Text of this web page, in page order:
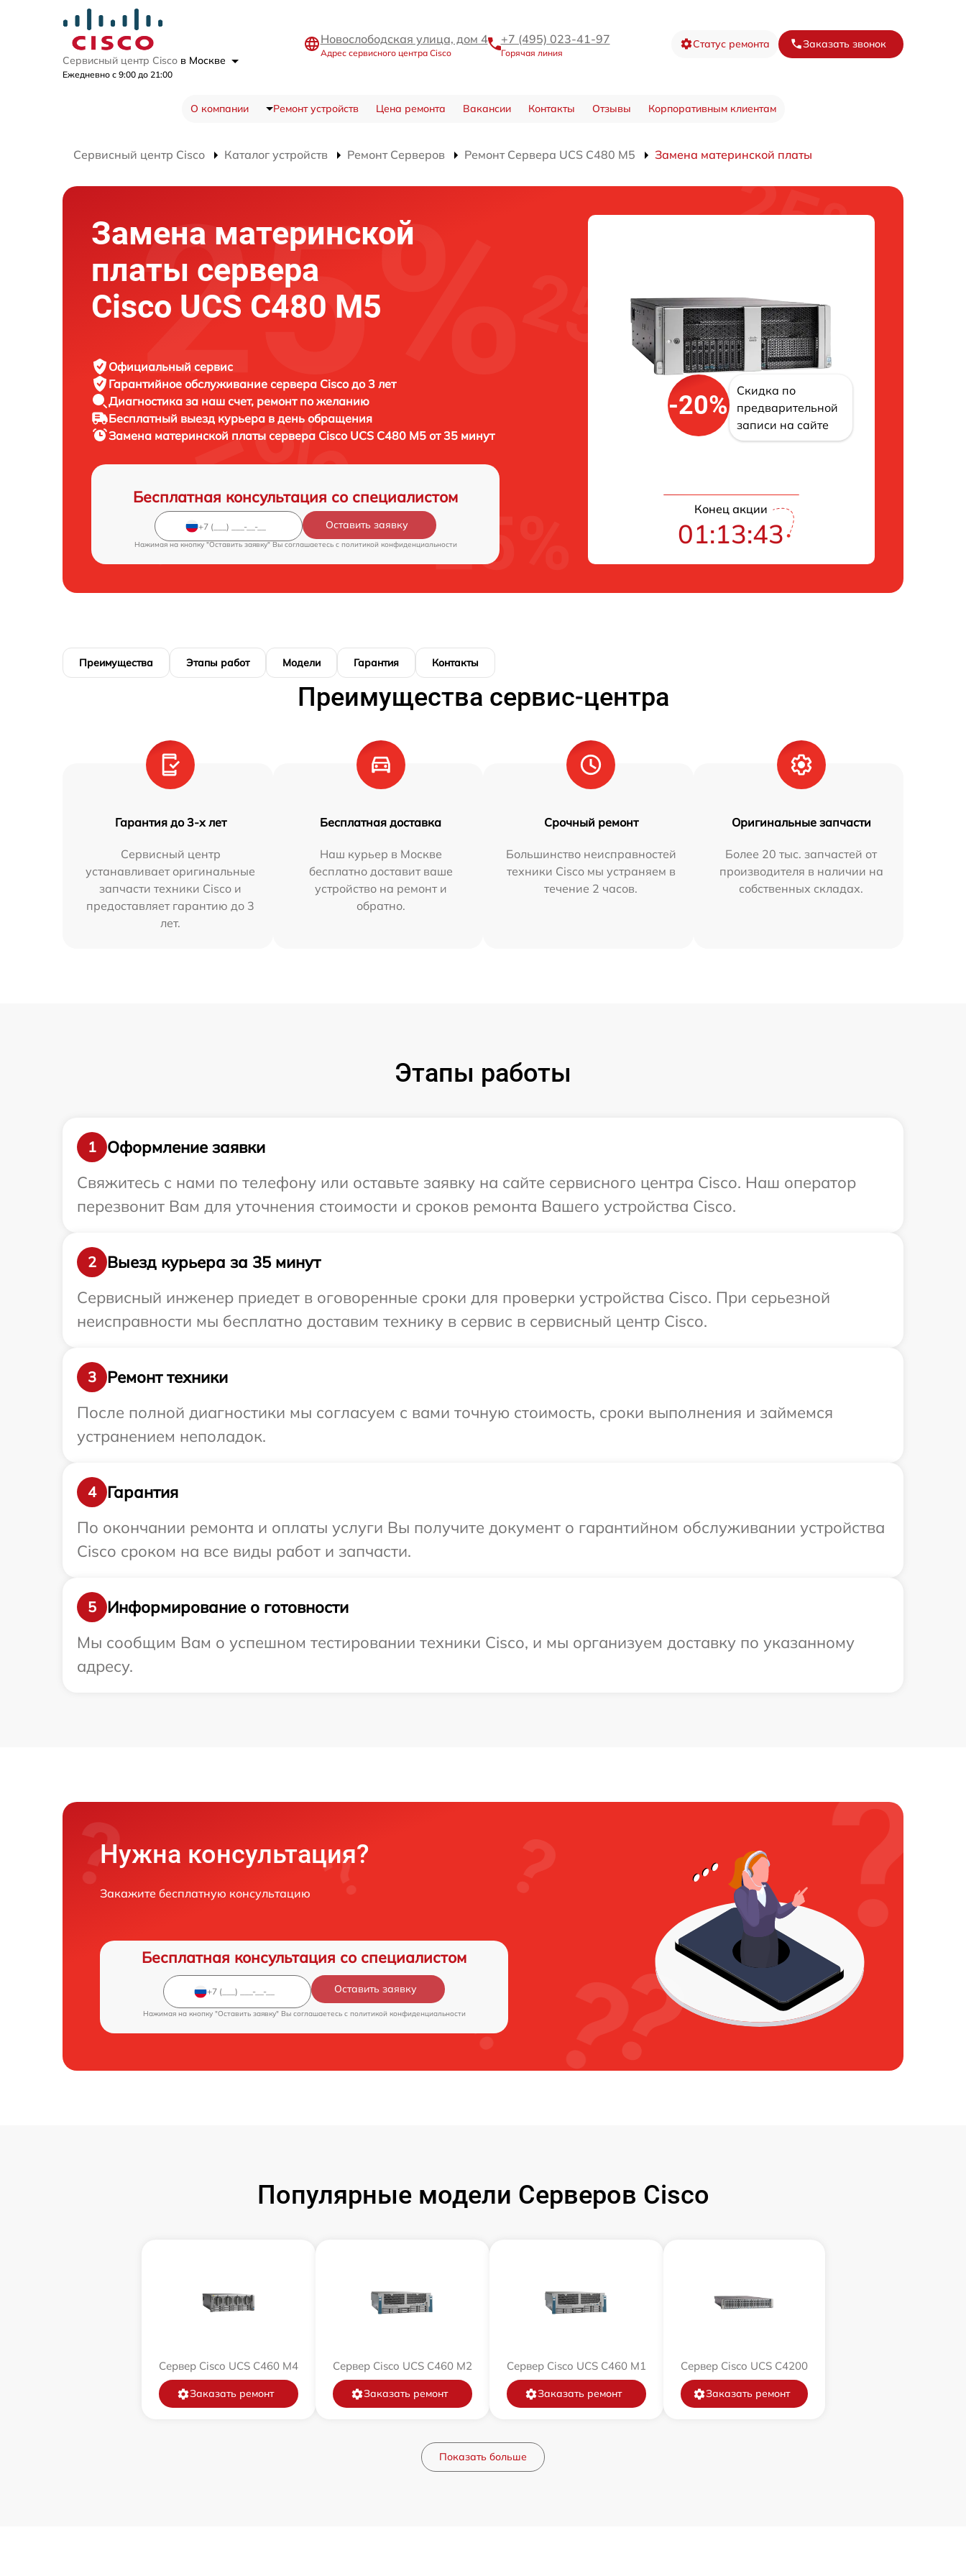
Сервисный центр Cisco в Москве
Ежедневно с 9:00 до 21:00
Новослободская улица, дом 4
Адрес сервисного центра Cisco
+7 (495) 023-41-97
Горячая линия
Статус ремонта Заказать звонок
О компании Ремонт устройств Цена ремонта Вакансии Контакты Отзывы Корпоративным клиентам
Сервисный центр Cisco Каталог устройств Ремонт Серверов Ремонт Сервера UCS C480 M5 Замена материнской платы
Замена материнской
платы сервера
Cisco UCS C480 M5
Официальный сервис
Гарантийное обслуживание сервера Cisco до 3 лет
Диагностика за наш счет, ремонт по желанию
Бесплатный выезд курьера в день обращения
Замена материнской платы сервера Cisco UCS C480 M5 от 35 минут
Бесплатная консультация со специалистом
Оставить заявку
Нажимая на кнопку "Оставить заявку" Вы соглашаетесь c политикой конфиденциальности
-20%
Скидка по
предварительной
записи на сайте
Конец акции
01:13:42
Преимущества Этапы работ Модели Гарантия Контакты
Преимущества сервис-центра
Гарантия до 3-х лет
Сервисный центр
устанавливает оригинальные
запчасти техники Cisco и
предоставляет гарантию до 3
лет.
Бесплатная доставка
Наш курьер в Москве
бесплатно доставит ваше
устройство на ремонт и
обратно.
Срочный ремонт
Большинство неисправностей
техники Cisco мы устраняем в
течение 2 часов.
Оригинальные запчасти
Более 20 тыс. запчастей от
производителя в наличии на
собственных складах.
Этапы работы
1
Оформление заявки
Свяжитесь с нами по телефону или оставьте заявку на сайте сервисного центра Cisco. Наш оператор
перезвонит Вам для уточнения стоимости и сроков ремонта Вашего устройства Cisco.
2
Выезд курьера за 35 минут
Сервисный инженер приедет в оговоренные сроки для проверки устройства Cisco. При серьезной
неисправности мы бесплатно доставим технику в сервис в сервисный центр Cisco.
3
Ремонт техники
После полной диагностики мы согласуем с вами точную стоимость, сроки выполнения и займемся
устранением неполадок.
4
Гарантия
По окончании ремонта и оплаты услуги Вы получите документ о гарантийном обслуживании устройства
Cisco сроком на все виды работ и запчасти.
5
Информирование о готовности
Мы сообщим Вам о успешном тестировании техники Cisco, и мы организуем доставку по указанному
адресу.
Нужна консультация?
Закажите бесплатную консультацию
Бесплатная консультация со специалистом
Оставить заявку
Нажимая на кнопку "Оставить заявку" Вы соглашаетесь c политикой конфиденциальности
Популярные модели Серверов Cisco
Сервер Cisco UCS C460 M4
Заказать ремонт
Сервер Cisco UCS C460 M2
Заказать ремонт
Сервер Cisco UCS C460 M1
Заказать ремонт
Сервер Cisco UCS C4200
Заказать ремонт
Показать больше